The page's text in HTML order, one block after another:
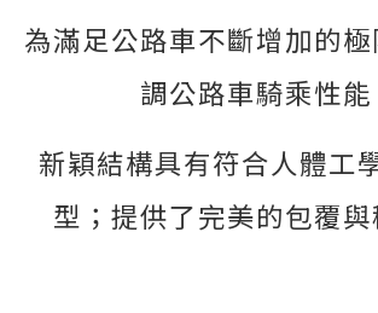
為滿足公路車不斷增加的
調公路車騎乘性能
新穎結構具有符合人體工
型； 提供了完美的包覆與